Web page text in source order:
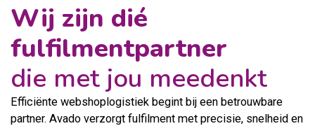
Wij zijn dié
fulfilmentpartner
die met jou meedenkt
Efficiënte webshoplogistiek begint bij een betrouwbare
partner. Avado verzorgt fulfilment met precisie, snelheid en